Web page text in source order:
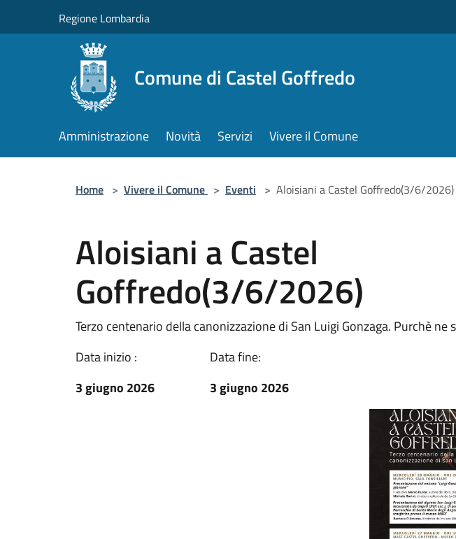
Regione Lombardia
Comune di Castel Goffredo
Amministrazione Novità Servizi Vivere il Comune
Home > Vivere il Comune > Eventi > Aloisiani a Castel Goffredo(3/6/2026)
Aloisiani a Castel
Goffredo(3/6/2026)
Terzo centenario della canonizzazione di San Luigi Gonzaga. Purchè ne
Data inizio :
3 giugno 2026
Data fine:
3 giugno 2026